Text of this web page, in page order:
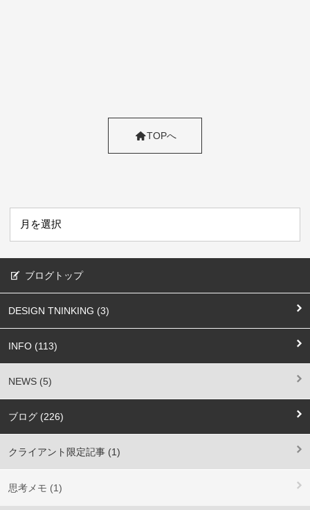
TOPへ
ブログトップ
DESIGN TNINKING (3)
INFO (113)
NEWS (5)
ブログ (226)
クライアント限定記事 (1)
思考メモ (1)